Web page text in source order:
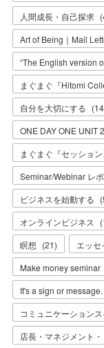
人間成長・自己探求 (
Art of Being｜Mail
“The English version
まぐまぐ『Hitomi
自分を大切にする (
ONE DAY ONE UNIT
まぐまぐ『セッショ
Seminar/Webinar レ
ビジネスを始動する (
オンラインビジネス
(
瞑想 (21) エッセ
Make money seminar
It's a sign or
コミュニケーション
店長・マネジメント